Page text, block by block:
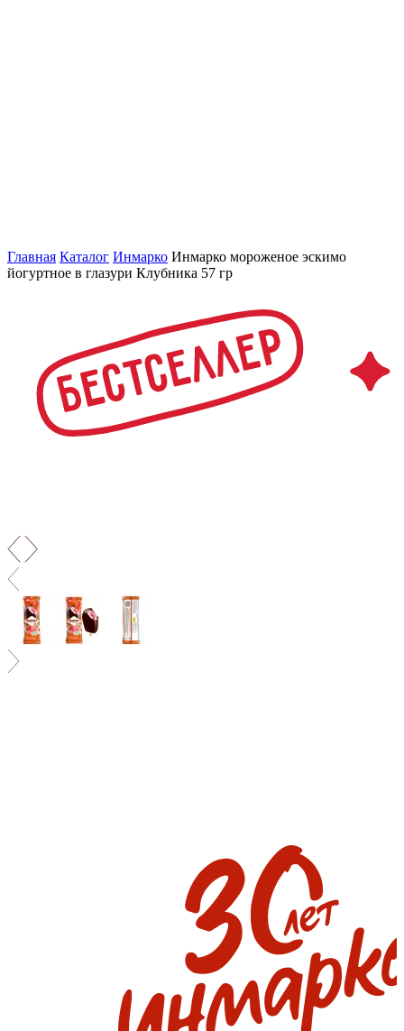
Главная Каталог Инмарко Инмарко мороженое эскимо
йогуртное в глазури Клубника 57 гр